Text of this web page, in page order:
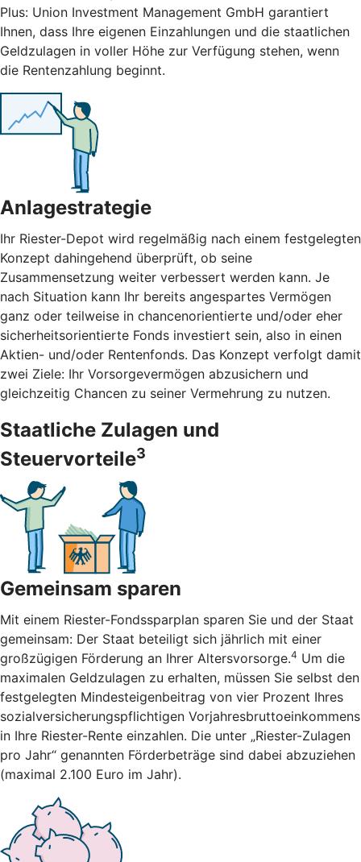
Plus: Union Investment Management GmbH garantiert
Ihnen, dass Ihre eigenen Einzahlungen und die staatlichen
Geldzulagen in voller Höhe zur Verfügung stehen, wenn
die Rentenzahlung beginnt.
Anlagestrategie
Ihr Riester-Depot wird regelmäßig nach einem festgelegten
Konzept dahingehend überprüft, ob seine
Zusammensetzung weiter verbessert werden kann. Je
nach Situation kann Ihr bereits angespartes Vermögen
ganz oder teilweise in chancenorientierte und/oder eher
sicherheitsorientierte Fonds investiert sein, also in einen
Aktien- und/oder Rentenfonds. Das Konzept verfolgt damit
zwei Ziele: Ihr Vorsorgevermögen abzusichern und
gleichzeitig Chancen zu seiner Vermehrung zu nutzen.
Staatliche Zulagen und
Steuervorteile3
Gemeinsam sparen
Mit einem Riester-Fondssparplan sparen Sie und der Staat
gemeinsam: Der Staat beteiligt sich jährlich mit einer
großzügigen Förderung an Ihrer Altersvorsorge.4 Um die
maximalen Geldzulagen zu erhalten, müssen Sie selbst den
festgelegten Mindesteigenbeitrag von vier Prozent Ihres
sozialversicherungspflichtigen Vorjahresbruttoeinkommens
in Ihre Riester-Rente einzahlen. Die unter „Riester-Zulagen
pro Jahr“ genannten Förderbeträge sind dabei abzuziehen
(maximal 2.100 Euro im Jahr).